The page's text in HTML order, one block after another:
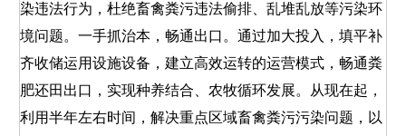
染违法行为，杜绝畜禽粪污违法偷排、乱堆乱放等污染环
境问题。一手抓治本，畅通出口。通过加大投入，填平补
齐收储运用设施设备，建立高效运转的运营模式，畅通粪
肥还田出口，实现种养结合、农牧循环发展。从现在起，
利用半年左右时间，解决重点区域畜禽粪污污染问题，以